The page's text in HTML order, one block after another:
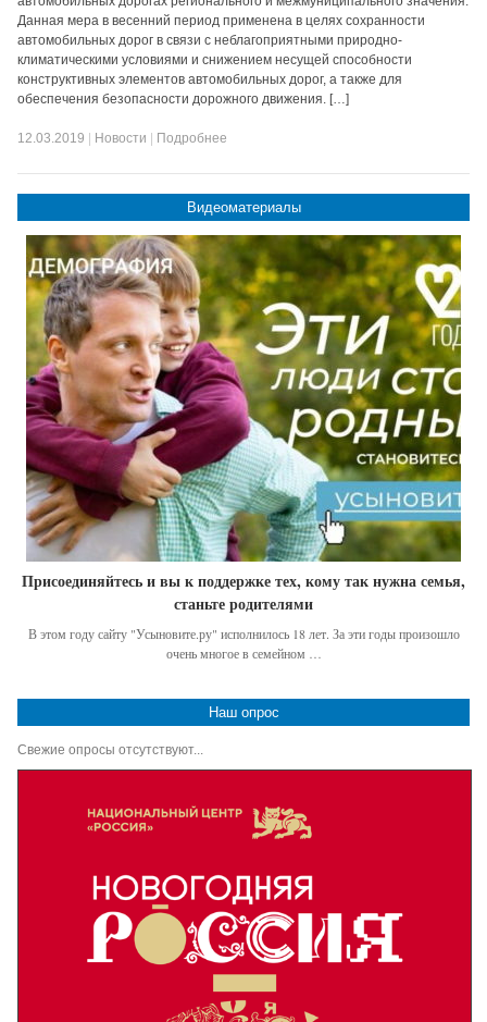
Данная мера в весенний период применена в целях сохранности
автомобильных дорог в связи с неблагоприятными природно-
климатическими условиями и снижением несущей способности
конструктивных элементов автомобильных дорог, а также для
обеспечения безопасности дорожного движения. […]
12.03.2019 Новости Подробнее
Видеоматериалы
Присоединяйтесь и вы к поддержке тех, кому так нужна семья,
станьте родителями
В этом году сайту "Усыновите.ру" исполнилось 18 лет. За эти годы произошло
очень многое в семейном …
Наш опрос
Свежие опросы отсутствуют...